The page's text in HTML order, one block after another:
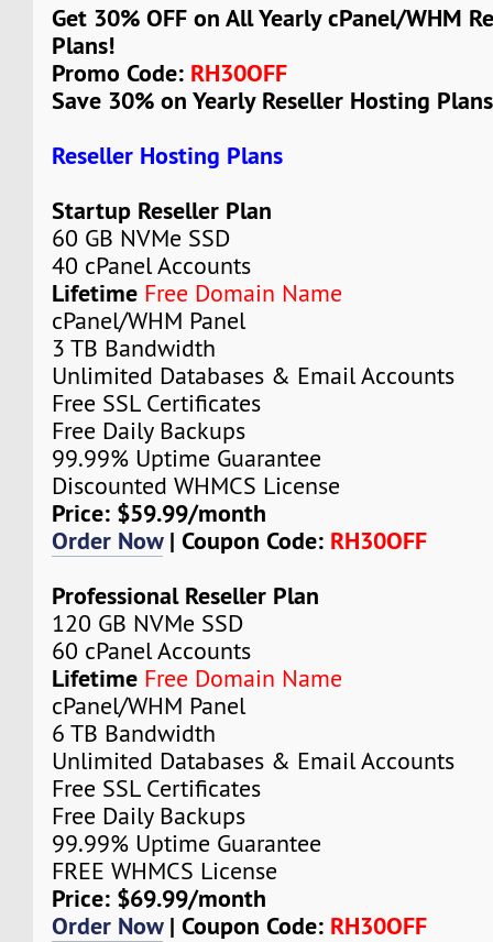
Get 30% OFF on All Yearly cPanel/WHM
Plans!
Promo Code: RH30OFF
Save 30% on Yearly Reseller Hosting
Reseller Hosting Plans
Startup Reseller Plan
60 GB NVMe SSD
40 cPanel Accounts
Lifetime Free Domain Name
cPanel/WHM Panel
3 TB Bandwidth
Unlimited Databases & Email Accounts
Free SSL Certificates
Free Daily Backups
99.99% Uptime Guarantee
Discounted WHMCS License
Price: $59.99/month
Order Now| Coupon Code: RH30OFF
Professional Reseller Plan
120 GB NVMe SSD
60 cPanel Accounts
Lifetime Free Domain Name
cPanel/WHM Panel
6 TB Bandwidth
Unlimited Databases & Email Accounts
Free SSL Certificates
Free Daily Backups
99.99% Uptime Guarantee
FREE WHMCS License
Price: $69.99/month
Order Now| Coupon Code: RH30OFF